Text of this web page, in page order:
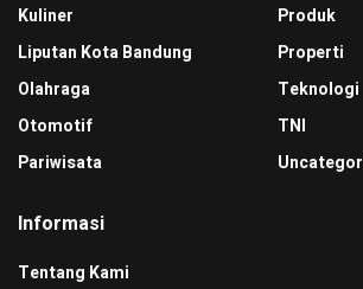
Kuliner
Liputan Kota Bandung
Olahraga
Otomotif
Pariwisata
Produk
Properti
Teknologi
TNI
Informasi
Tentang Kami